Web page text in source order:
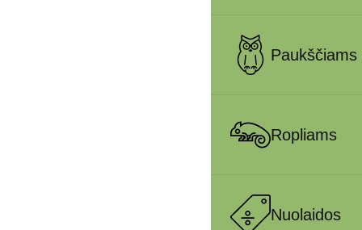
Paukščiams
Ropliams
Nuolaidos